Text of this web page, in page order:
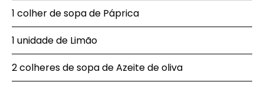
1 colher de sopa de Páprica
1 unidade de Limão
2 colheres de sopa de Azeite de oliva